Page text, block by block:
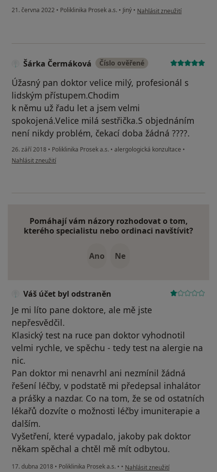
21. června 2022 • Poliklinika Prosek a.s. • Jiný • podle názoru uživatele J.R.
Nahlásit zneužití
Šárka Čermáková Číslo ověřené
Úžasný pan doktor velice milý, profesionál s
lidským přístupem.Chodim
k němu už řadu let a jsem velmi
spokojená.Velice milá sestřička.S objednáním
není nikdy problém, čekací doba žádná ????.
26. září 2018 • Poliklinika Prosek a.s. • alergologická konzultace •
podle názoru uživatele Šárka Čermáková
Nahlásit zneužití
Pomáhají vám názory rozhodovat o tom,
kterého specialistu nebo ordinaci navštívit?
Ano Ne
Váš účet byl odstraněn
Je mi líto pane doktore, ale mě jste
nepřesvědčil.
Klasický test na ruce pan doktor vyhodnotil
velmi rychle, ve spěchu - tedy test na alergie na
nic.
Pan doktor mi nenavrhl ani nezmínil žádná
řešení léčby, v podstatě mi předepsal inhalátor
a prášky a nazdar. Co na tom, že se od ostatních
lékařů dozvíte o možnosti léčby imuniterapie a
dalším.
Vyšetření, které vypadalo, jakoby pak doktor
někam spěchal a chtěl mě mít odbytou.
17. dubna 2018 • Poliklinika Prosek a.s. • • podle názoru uživatele Váš účet
Nahlásit zneužití